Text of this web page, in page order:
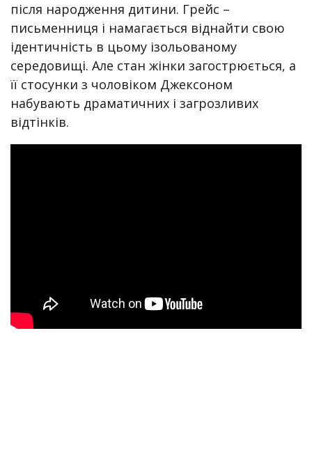
після народження дитини. Грейс –
письменниця і намагається віднайти свою
ідентичність в цьому ізольованому
середовищі. Але стан жінки загострюється, а
її стосунки з чоловіком Джексоном
набувають драматичних і загрозливих
відтінків.